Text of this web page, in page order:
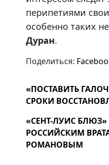
перипетиями
особенно таких
Дуран.
Поделиться:
«ПОСТАВИТЬ
СРОКИ
«СЕНТ-ЛУИС
РОССИЙСКИМ
РОМАНОВЫМ